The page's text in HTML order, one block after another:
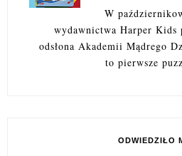
W
wydawnictwa Harper Kids
odsłona Akademii Mądrego
to pierwsze
ODWIEDZIŁO